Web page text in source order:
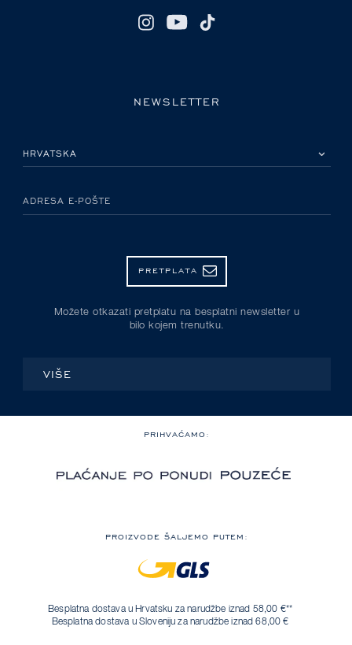
NEWSLETTER
ADRESA E-POŠTE
PRETPLATA
Možete otkazati pretplatu na besplatni newsletter u
bilo kojem trenutku.
VIŠE
PRIHVAĆAMO:
PROIZVODE ŠALJEMO PUTEM:
Besplatna dostava u Hrvatsku za narudžbe iznad 58,00 €**
Besplatna dostava u Sloveniju za narudžbe iznad 68,00 €